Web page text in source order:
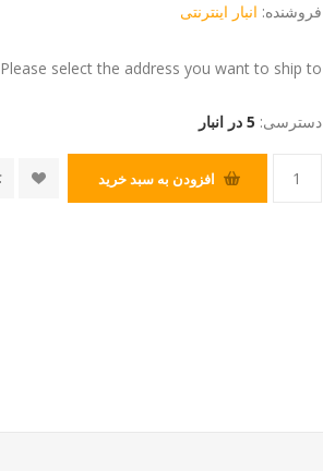
فروشنده: انبار اینترنتی
Please select the address you want to ship to
دسترسی: 5 در انبار
افزودن به سبد خرید